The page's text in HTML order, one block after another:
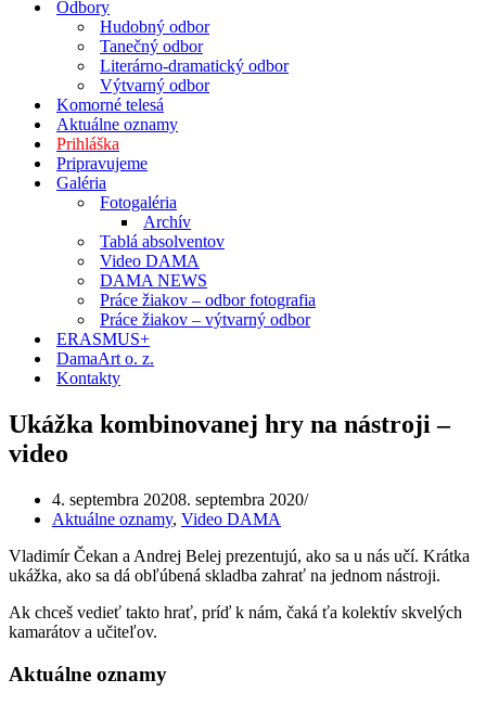
Odbory
Hudobný odbor
Tanečný odbor
Literárno-dramatický odbor
Výtvarný odbor
Komorné telesá
Aktuálne oznamy
Prihláška
Pripravujeme
Galéria
Fotogaléria
Archív
Tablá absolventov
Video DAMA
DAMA NEWS
Práce žiakov – odbor fotografia
Práce žiakov – výtvarný odbor
ERASMUS+
DamaArt o. z.
Kontakty
Ukážka kombinovanej hry na nástroji –
video
4. septembra 20208. septembra 2020
Aktuálne oznamy, Video DAMA
Vladimír Čekan a Andrej Belej prezentujú, ako sa u nás učí. Krátka
ukážka, ako sa dá obľúbená skladba zahrať na jednom nástroji.
Ak chceš vedieť takto hrať, príď k nám, čaká ťa kolektív skvelých
kamarátov a učiteľov.
Aktuálne oznamy